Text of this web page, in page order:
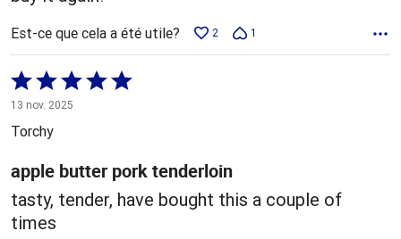
Est-ce que cela a été utile? 2 1
Coté
5 sur
5
13 nov. 2025
Torchy
apple butter pork tenderloin
tasty, tender, have bought this a couple of
times